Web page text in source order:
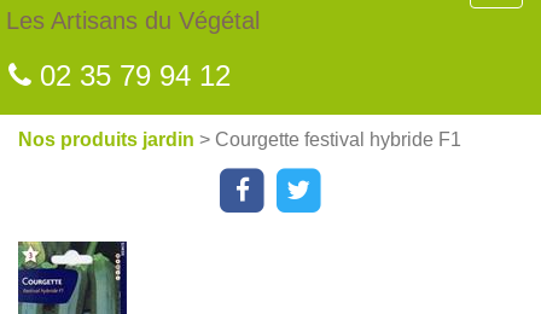
Les Artisans du Végétal
02 35 79 94 12
Nos produits jardin > Courgette festival hybride F1